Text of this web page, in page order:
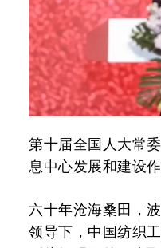
第十届全国人大常
息中心发展和建设
六十年沧海桑田，
领导下，中国纺织